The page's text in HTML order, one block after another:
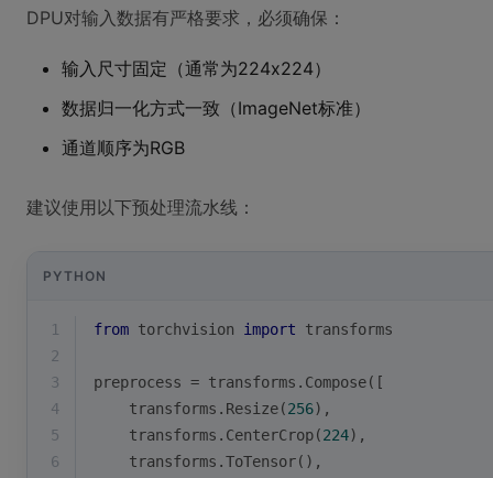
DPU对输入数据有严格要求，必须确保：
输入尺寸固定（通常为224x224）
数据归一化方式一致（ImageNet标准）
通道顺序为RGB
建议使用以下预处理流水线：
PYTHON
1 from torchvision import transforms
2
3
preprocess = transforms.Compose([
4
    transforms.Resize(
256),
5
    transforms.CenterCrop(
224),
6
    transforms.ToTensor(),